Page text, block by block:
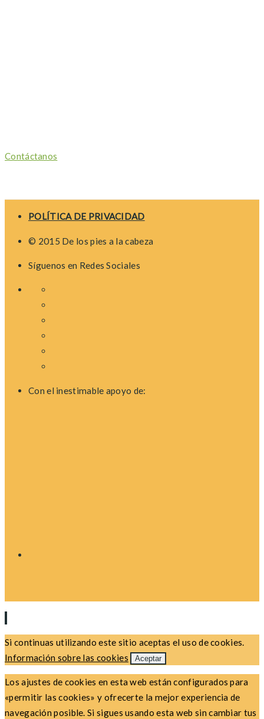
Contáctanos
POLÍTICA DE PRIVACIDAD
© 2015 De los pies a la cabeza
Síguenos en Redes Sociales
Con el inestimable apoyo de:
Si continuas utilizando este sitio aceptas el uso de cookies.
Información sobre las cookies
Aceptar
Los ajustes de cookies en esta web están configurados para
«permitir las cookies» y ofrecerte la mejor experiencia de
navegación posible. Si sigues usando esta web sin cambiar tus